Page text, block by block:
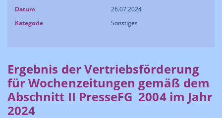
Datum
26.07.2024
Kategorie
Sonstiges
Ergebnis der Vertriebsförderung
für Wochenzeitungen gemäß dem
Abschnitt II PresseFG 2004 im Jahr
2024